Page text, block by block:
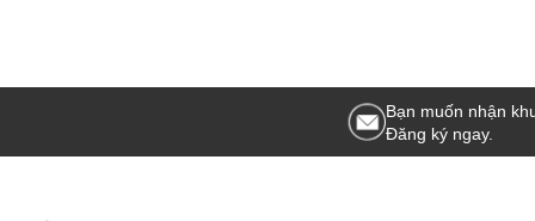
Điều khiển màu sắc và lấy nét
bằng AI để đảm bảo đối tượng luôn nằm trong khung hình. Máy
Bạn muốn nhận
Đăng ký ngay.